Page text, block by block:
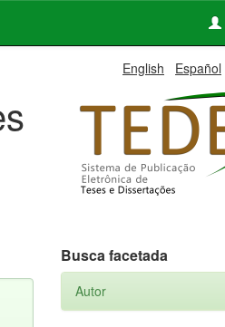
English Español
Busca facetada
Autor